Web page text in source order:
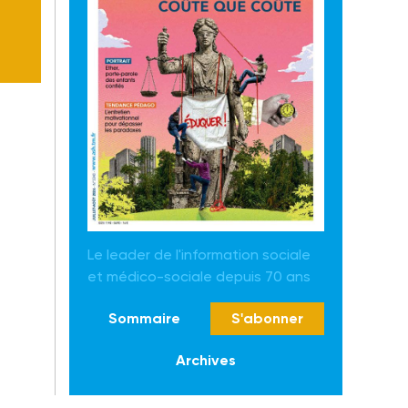
Le leader de l'information sociale
et médico-sociale depuis 70 ans
Sommaire S'abonner
Archives